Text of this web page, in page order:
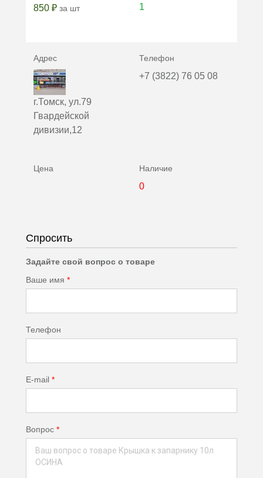
850 ₽ за шт 1
г.Томск, ул.79
Гвардейской
дивизии,12
+7 (3822) 76 05 08
0
Спросить
Задайте свой вопрос о товаре
Ваше имя *
Телефон
E-mail *
Вопрос *